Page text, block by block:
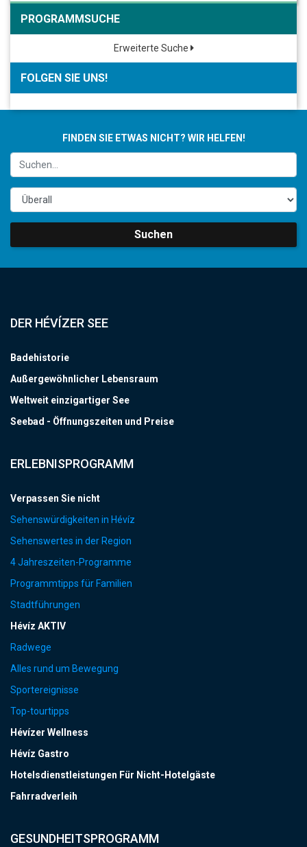
PROGRAMMSUCHE
Erweiterte Suche
FOLGEN SIE UNS!
FINDEN SIE ETWAS NICHT? WIR HELFEN!
Suchen
DER HÉVÍZER SEE
Badehistorie
Außergewöhnlicher Lebensraum
Weltweit einzigartiger See
Seebad - Öffnungszeiten und Preise
ERLEBNISPROGRAMM
Verpassen Sie nicht
Sehenswürdigkeiten in Hévíz
Sehenswertes in der Region
4 Jahreszeiten-Programme
Programmtipps für Familien
Stadtführungen
Hévíz AKTIV
Radwege
Alles rund um Bewegung
Sportereignisse
Top-tourtipps
Hévízer Wellness
Hévíz Gastro
Hotelsdienstleistungen Für Nicht-Hotelgäste
Fahrradverleih
GESUNDHEITSPROGRAMM